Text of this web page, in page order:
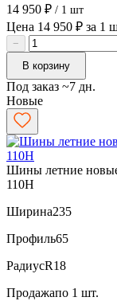
14 950 ₽ / 1 шт
Цена 14 950 ₽ за 1
−
В корзину
Под заказ ~7 дн.
Новые
Шины летние
110H
Ширина235
Профиль65
РадиусR18
Продажапо 1 шт.